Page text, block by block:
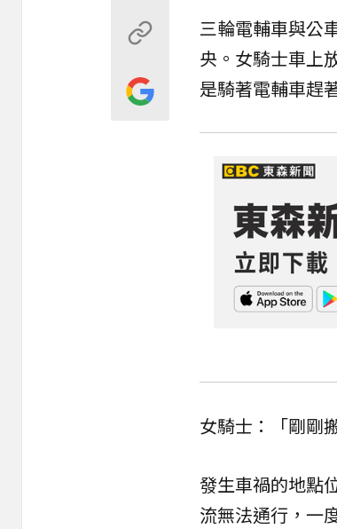
三輪電輔車與公
央。女騎士車上
是騎著電輔車趕
女騎士：「剛剛
發生車禍的地點
流無法通行，一